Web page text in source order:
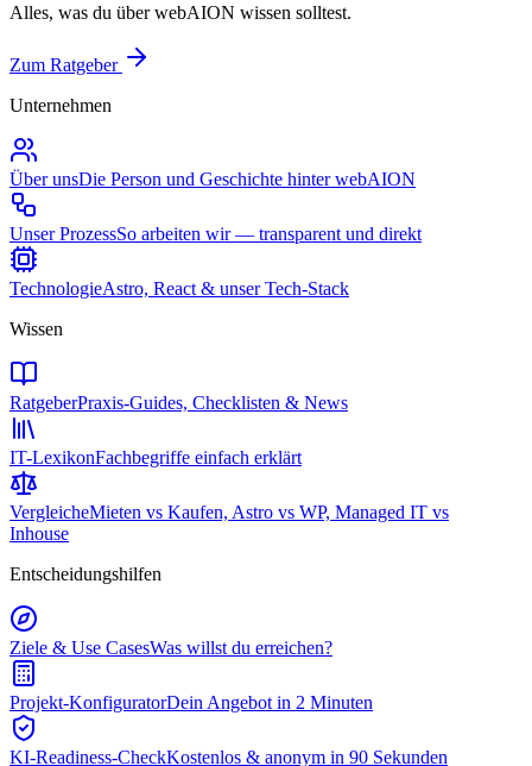
Alles, was du über webAION wissen solltest.
Zum Ratgeber
Unternehmen
Über unsDie Person und Geschichte hinter webAION
Unser ProzessSo arbeiten wir — transparent und direkt
TechnologieAstro, React & unser Tech-Stack
Wissen
RatgeberPraxis-Guides, Checklisten & News
IT-LexikonFachbegriffe einfach erklärt
VergleicheMieten vs Kaufen, Astro vs WP, Managed IT vs
Inhouse
Entscheidungshilfen
Ziele & Use CasesWas willst du erreichen?
Projekt-KonfiguratorDein Angebot in 2 Minuten
KI-Readiness-CheckKostenlos & anonym in 90 Sekunden